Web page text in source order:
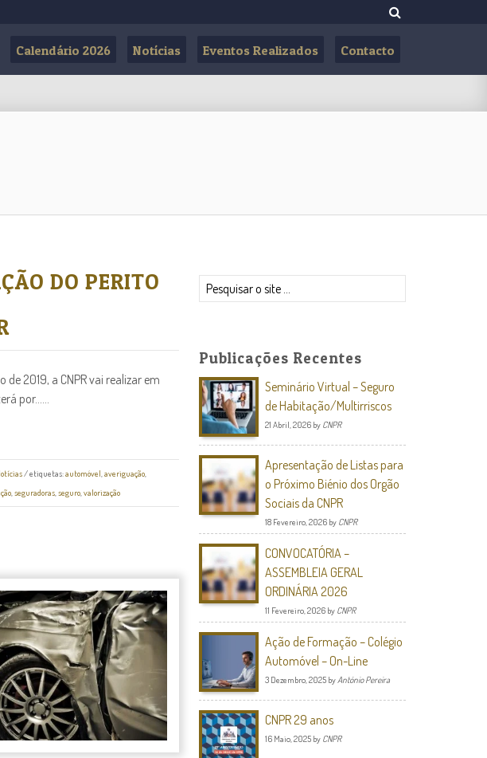
Calendário 2026 Notícias Eventos Realizados Contacto
DO PERITO
2019, a CNPR vai realizar em
por......
/ etiquetas:automóvel,averiguação,
,seguradoras,seguro,valorização
Pesquisar
Publicações Recentes
Seminário Virtual – Seguro
de Habitação/Multirriscos
21 Abril, 2026 by CNPR
Apresentação de Listas para
o Próximo Biénio dos Orgão
Sociais da CNPR
18 Fevereiro, 2026 by CNPR
CONVOCATÓRIA –
ASSEMBLEIA GERAL
ORDINÁRIA 2026
11 Fevereiro, 2026 by CNPR
Ação de Formação – Colégio
Automóvel – On-Line
3 Dezembro, 2025 byAntónio Pereira
CNPR 29 anos
16 Maio, 2025 by CNPR